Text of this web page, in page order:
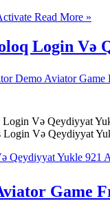
Read More »
Login Və
Demo Aviator
Login Və Qeydiyyat
Və Qeydiyyat
Qeydiyyat Yukle 921
Game